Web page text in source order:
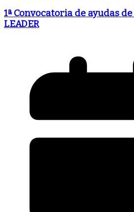
1ª Convocatoria de ayudas
LEADER